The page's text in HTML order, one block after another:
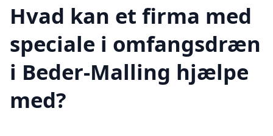
Hvad kan et firma med
speciale i omfangsdræn
i Beder-Malling hjælpe
med?